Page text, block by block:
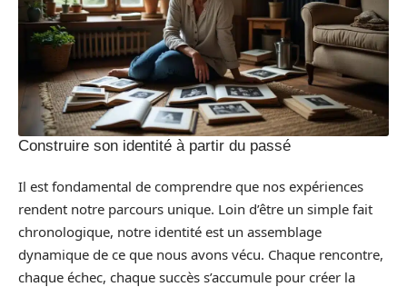
Construire son identité à partir du passé
Il est fondamental de comprendre que nos expériences
rendent notre parcours unique. Loin d’être un simple fait
chronologique, notre identité est un assemblage
dynamique de ce que nous avons vécu. Chaque rencontre,
chaque échec, chaque succès s’accumule pour créer la